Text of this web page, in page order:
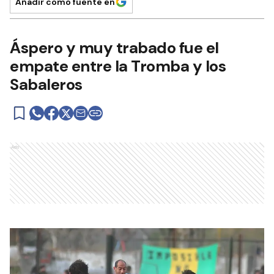
Áspero y muy trabado fue el
empate entre la Tromba y los
Sabaleros
Ads